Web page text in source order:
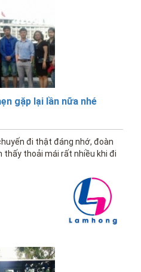
gặp lại lần nữa nhé
đi thật đáng nhớ, đoàn
thấy thoải mái rất nhiều khi đi